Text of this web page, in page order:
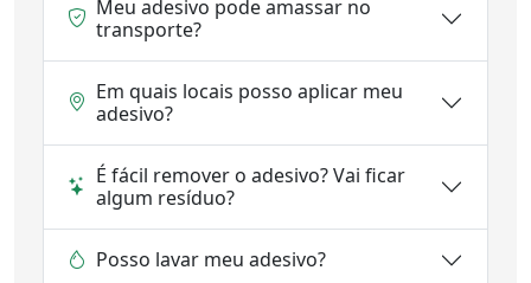
Meu adesivo pode amassar no
transporte?
Em quais locais posso aplicar meu
adesivo?
É fácil remover o adesivo? Vai ficar
algum resíduo?
Posso lavar meu adesivo?